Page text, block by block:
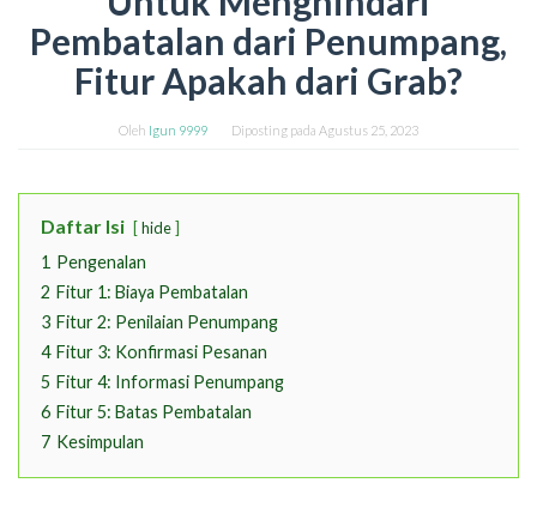
Pembatalan dari Penumpang,
Fitur Apakah dari Grab?
Oleh Igun 9999 Diposting pada Agustus 25, 2023
Daftar Isi hide
1 Pengenalan
2 Fitur 1: Biaya Pembatalan
3 Fitur 2: Penilaian Penumpang
4 Fitur 3: Konfirmasi Pesanan
5 Fitur 4: Informasi Penumpang
6 Fitur 5: Batas Pembatalan
7 Kesimpulan